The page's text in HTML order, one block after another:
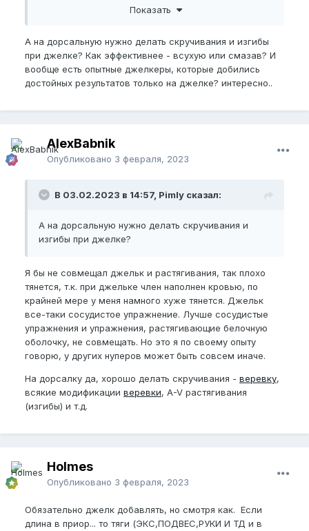
ее можно бомбить разными мануальными
Показать
А на дорсальную нужно делать скручивания и изгибы
при джелке? Как эффективнее - всухую или смазав? И
вообще есть опытные джелкеры, которые добились
достойных результатов только на джелке? интересно..
AlexBabnik
Опубликовано 3 февраля, 2023
В 03.02.2023 в 14:57, Pimly сказал:
А на дорсальную нужно делать скручивания и
изгибы при джелке?
Я бы не совмещал джельк и растягивания, так плохо
тянется, т.к. при джельке член наполнен кровью, по
крайней мере у меня намного хуже тянется. Джельк
все-таки сосудистое упражнение. Лучше сосудистые
упражнения и упражнения, растягивающие белочную
оболочку, не совмещать. Но это я по своему опыту
говорю, у других нуперов может быть совсем иначе.
На дорсалку да, хорошо делать скручивания - веревку,
всякие модификации веревки, A-V растягивания
(изгибы) и т.д.
Holmes
Опубликовано 3 февраля, 2023
Обязательно джелк добавлять, но смотря как. Если
длина в приор... то тяги (ЭКС,ПОДВЕС,РУКИ И ТД и в